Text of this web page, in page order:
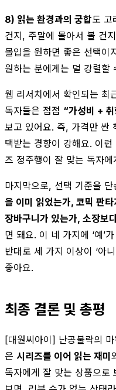
8) 읽는 환경과의 궁합도 고
건지, 주말에 몰아서 볼 건
몰입을 원하면 좋은 선택이
원하는 분에게는 덜 강렬할
웹 리서치에서 확인되는 최
독자들은 점점 “가성비 +
보고 있어요. 즉, 가격만 싼
택받는 경향이 강해요. 이
즈 정주행이 잘 맞는 독자
마지막으로, 선택 기준을
을 이미 읽었는가, 코믹 판
장바구니가 있는가, 소장보
면 돼요. 이 네 가지에 ‘예’
반대로 세 가지 이상이 ‘아
좋아요.
최종 결론 및 총평
[대원씨아이] 난공불락의
은 시리즈를 이어 읽는 재미
독자에게 잘 맞는 상품으로